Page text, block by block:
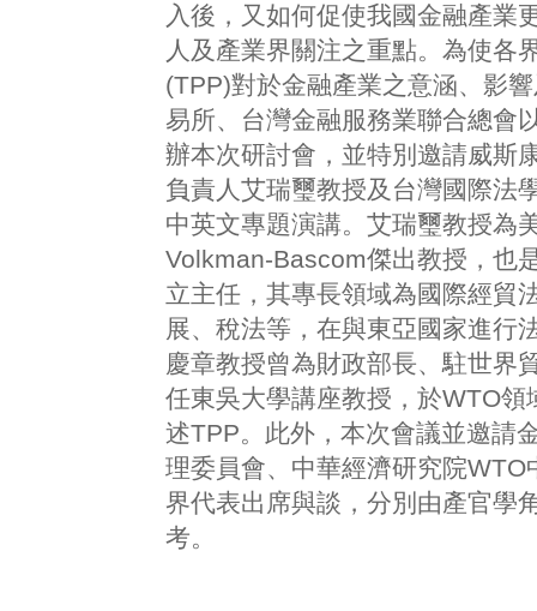
入後，又如何促使我國金融產業
人及產業界關注之重點。為使各
(TPP)對於金融產業之意涵、影
易所、台灣金融服務業聯合總會
辦本次研討會，並特別邀請威斯
負責人艾瑞璽教授及台灣國際法
中英文專題演講。艾瑞璽教授為
Volkman-Bascom傑出教授，也
立主任，其專長領域為國際經貿
展、稅法等，在與東亞國家進行
慶章教授曾為財政部長、駐世界
任東吳大學講座教授，於WTO
述TPP。此外，本次會議並邀請
理委員會、中華經濟研究院
界代表出席與談，分別由產官學
考。